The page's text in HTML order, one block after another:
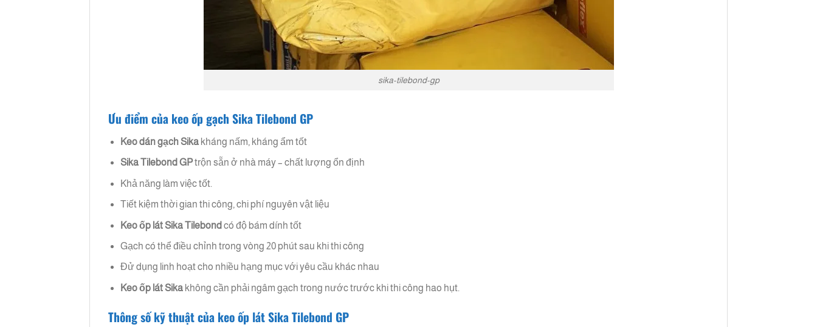
sika-tilebond-gp
Ưu điểm của keo ốp gạch Sika Tilebond GP
Keo dán gạch Sika kháng nấm, kháng ẩm tốt
Sika Tilebond GPtrộn sẵn ở nhà máy – chất lượng ổn định
Khả năng làm việc tốt.
Tiết kiệm thời gian thi công, chi phí nguyên vật liệu
Keo ốp lát Sika Tilebond có độ bám dính tốt
Gạch có thể điều chỉnh trong vòng 20 phút sau khi thi công
Đử dụng linh hoạt cho nhiều hạng mục với yêu cầu khác nhau
Keo ốp lát Sika không cần phải ngâm gạch trong nước trước khi thi công hao hụt.
Thông số kỹ thuật của keo ốp lát Sika Tilebond GP